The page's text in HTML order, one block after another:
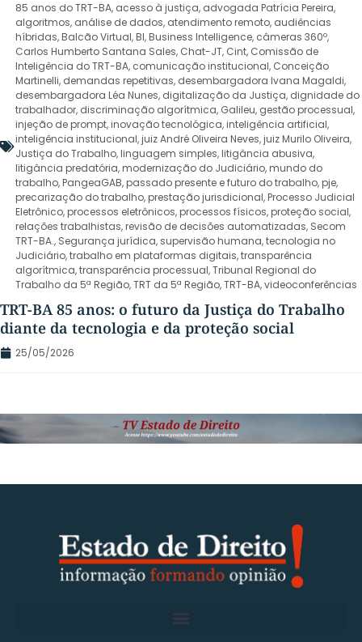
85 anos do TRT-BA, acesso à justiça, advogada Patrícia Pereira,
algoritmos, análise de dados, atendimento remoto, audiências
híbridas,Balcão Virtual,BI,Business Intelligence, câmeras 360º,
Carlos Humberto Santana Sales, Chat-JT, Cint, Comissão de
Inteligência do TRT-BA, comunicação institucional, Conceição
Martinelli, demandas repetitivas, desembargadora Ivana Magaldi,
desembargadora Léa Nunes, digitalização da Justiça, dignidade do
trabalhador, discriminação algorítmica, Galileu, gestão processual,
injeção de prompt,inovação tecnológica,inteligência artificial,
inteligência institucional,juiz André Oliveira Neves,juiz Murilo Oliveira,
Justiça do Trabalho,linguagem simples,litigância abusiva,
litigância predatória,modernização do Judiciário,mundo do
trabalho,PangeaGAB,passado presente e futuro do trabalho,pje,
precarização do trabalho,prestação jurisdicional,Processo Judicial
Eletrônico,processos eletrônicos,processos físicos,proteção social,
relações trabalhistas,revisão de decisões automatizadas, Secom
TRT-BA., Segurança jurídica, supervisão humana,tecnologia no
Judiciário,trabalho em plataformas digitais,transparência
algorítmica,transparência processual,Tribunal Regional do
Trabalho da 5ª Região,TRT da 5ª Região,TRT-BA,videoconferências
TRT-BA 85 anos: o futuro da Justiça do Trabalho
diante da tecnologia e da proteção social
25/05/2026